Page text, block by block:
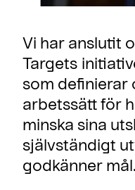
Vi har anslutit
Targets
som definierar
arbetssätt för
minska sina
självständigt
godkänner mål.